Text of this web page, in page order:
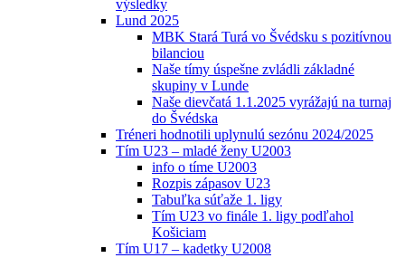
výsledky
Lund 2025
MBK Stará Turá vo Švédsku s pozitívnou
bilanciou
Naše tímy úspešne zvládli základné
skupiny v Lunde
Naše dievčatá 1.1.2025 vyrážajú na turnaj
do Švédska
Tréneri hodnotili uplynulú sezónu 2024/2025
Tím U23 – mladé ženy U2003
info o tíme U2003
Rozpis zápasov U23
Tabuľka súťaže 1. ligy
Tím U23 vo finále 1. ligy podľahol
Košiciam
Tím U17 – kadetky U2008